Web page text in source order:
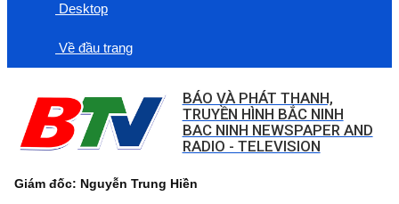
Desktop
Về đầu trang
BÁO VÀ PHÁT THANH,
TRUYỀN HÌNH BẮC NINH
BAC NINH NEWSPAPER AND
RADIO - TELEVISION
Giám đốc: Nguyễn Trung Hiền